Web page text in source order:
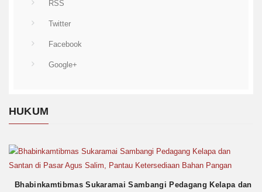
RSS
Twitter
Facebook
Google+
HUKUM
Bhabinkamtibmas Sukaramai Sambangi Pedagang Kelapa dan